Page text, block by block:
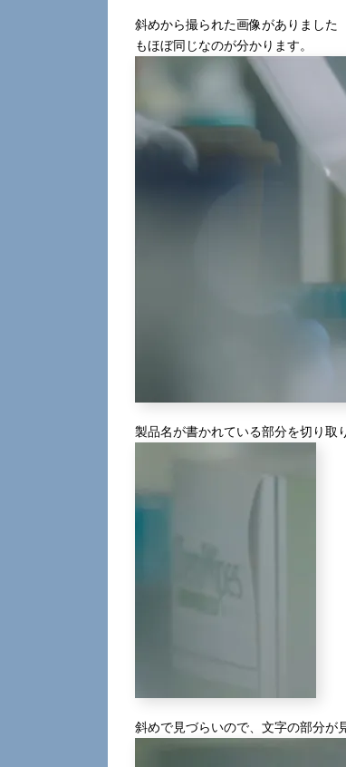
斜めから撮られた画像がありました
もほぼ同じなのが分かります。
製品名が書かれている部分を切り取
斜めで見づらいので、文字の部分が